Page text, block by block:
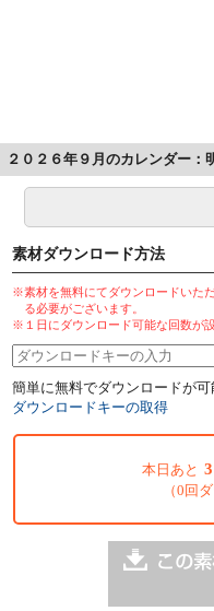
２０２６年９月のカレンダー
素材ダウンロード方法
※素材を無料にてダウンロードいた
る必要がございます。
※１日にダウンロード可能な回数が
簡単に無料でダウンロードが可
ダウンロードキーの取得
本日あと 3
（0回